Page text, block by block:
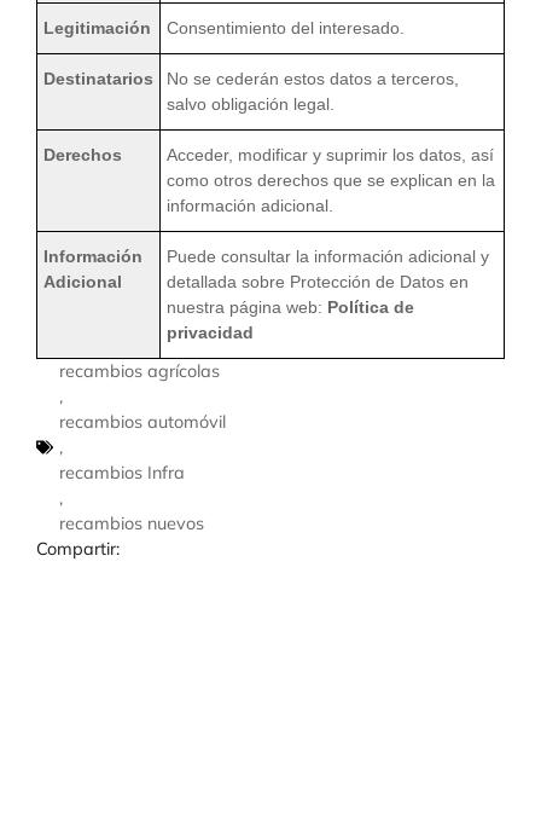
Legitimación Consentimiento del interesado.
Destinatarios
No se cederán estos datos a terceros,
salvo obligación legal.
Derechos
Acceder, modificar y suprimir los datos, así
como otros derechos que se explican en la
información adicional.
Información
Adicional
Puede consultar la información adicional y
detallada sobre Protección de Datos en
nuestra página web: Política de
privacidad
recambios agrícolas
,
recambios automóvil
,
recambios Infra
,
recambios nuevos
Compartir: